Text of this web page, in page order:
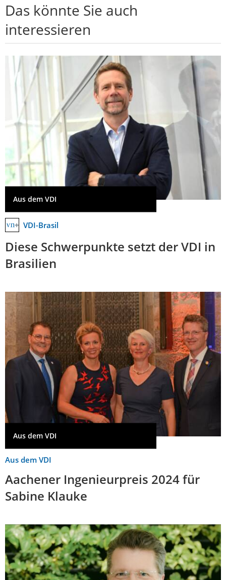
Das könnte Sie auch
interessieren
Aus dem VDI
VDI-Brasil
Diese Schwerpunkte setzt der VDI in
Brasilien
Aus dem VDI
Aus dem VDI
Aachener Ingenieurpreis 2024 für
Sabine Klauke